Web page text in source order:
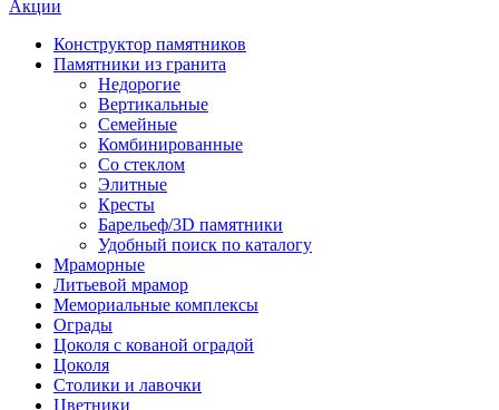
Акции
Конструктор памятников
Памятники из гранита
Недорогие
Вертикальные
Семейные
Комбинированные
Со стеклом
Элитные
Кресты
Барельеф/3D памятники
Удобный поиск по каталогу
Мраморные
Литьевой мрамор
Мемориальные комплексы
Ограды
Цоколя с кованой оградой
Цоколя
Столики и лавочки
Цветники